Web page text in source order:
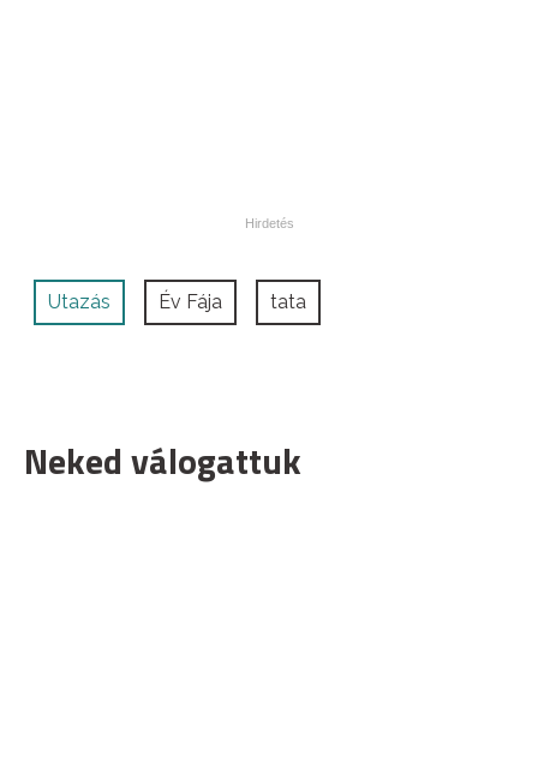
Utazás Év Fája tata
Neked válogattuk